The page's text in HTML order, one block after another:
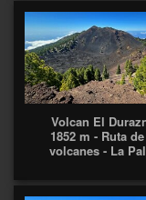
Volcan El
1852 m - Ruta
volcanes - La